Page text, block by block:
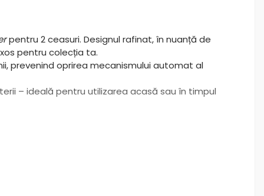
pentru 2 ceasuri. Designul rafinat, în nuanță de
pentru colecția ta.
prevenind oprirea mecanismului automat al
– ideală pentru utilizarea acasă sau în timpul